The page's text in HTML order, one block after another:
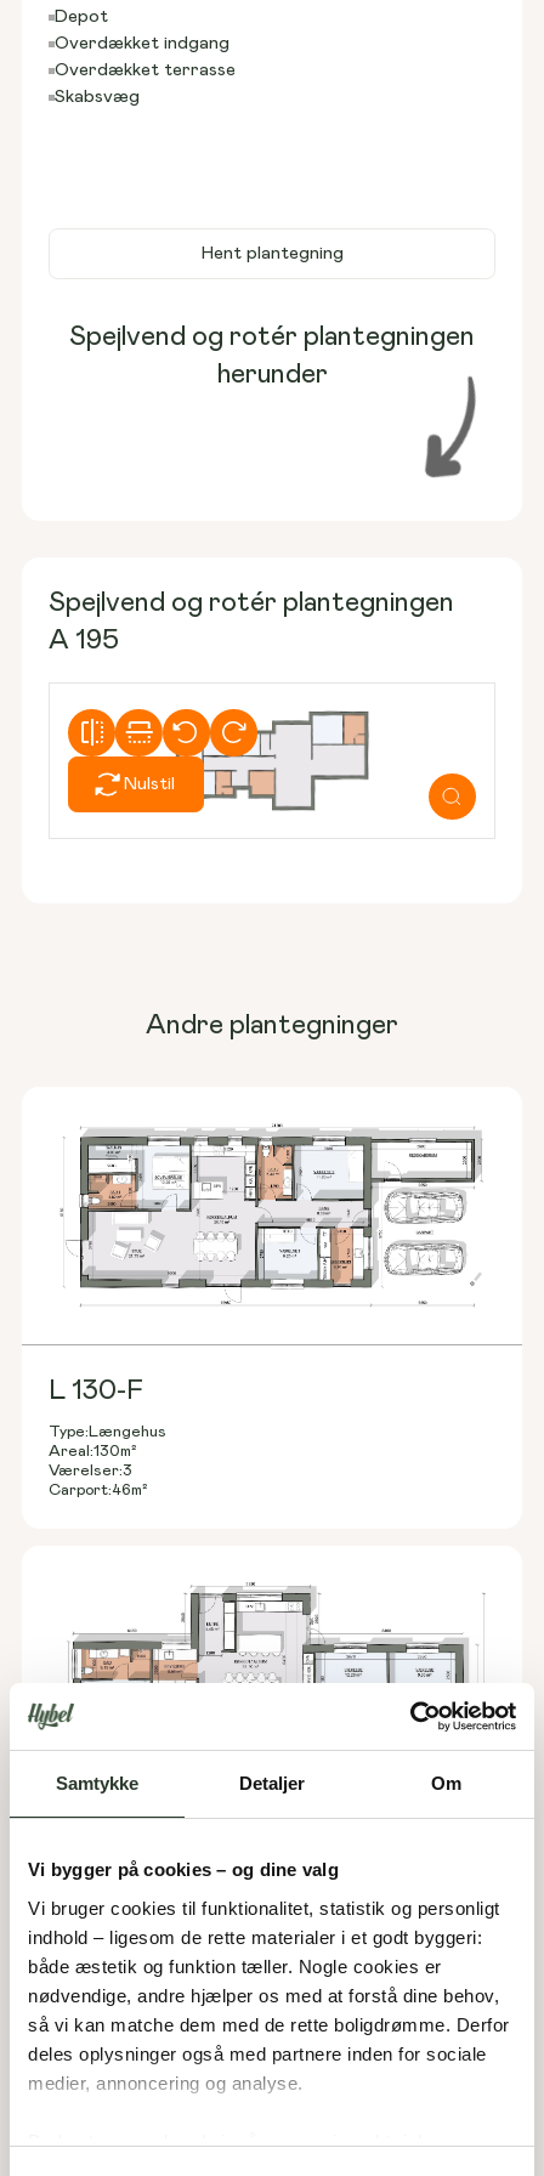
Samtykke Detaljer Om
Vi bygger på cookies – og dine valg
Vi bruger cookies til funktionalitet, statistik og personligt
indhold – ligesom de rette materialer i et godt byggeri:
både æstetik og funktion tæller. Nogle cookies er
nødvendige, andre hjælper os med at forstå dine behov,
så vi kan matche dem med de rette boligdrømme. Derfor
deles oplysninger også med partnere inden for sociale
medier, annoncering og analyse.
Du bestemmer, hvad vi må gemme i værktøjskassen –
Depot
Overdækket indgang
Overdækket terrasse
Skabsvæg
Hent plantegning
Spejlvend og rotér plantegningen
herunder
Spejlvend og rotér plantegningen
A 195
Nulstil
Andre plantegninger
L 130-F
Type: Længehus
Areal:130m²
Værelser:3
Carport:46m²
A 190
Type:Arkitekttegnet hus
Areal:190m²
Værelser:
5
Overdækket:19m²